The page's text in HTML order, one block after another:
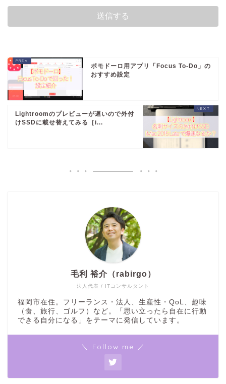
ポモドーロ用アプリ「Focus To-Do」の
おすすめ設定
Lightroomのプレビューが遅いので外付
けSSDに載せ替えてみる［i...
法人代表 / ITコンサルタント
毛利 裕介（rabirgo）
福岡市在住。フリーランス・法人、生産性・QoL、趣味
（食、旅行、ゴルフ）など。「思い立ったら自在に行動
できる自分になる」をテーマに発信しています。
＼ Follow me ／